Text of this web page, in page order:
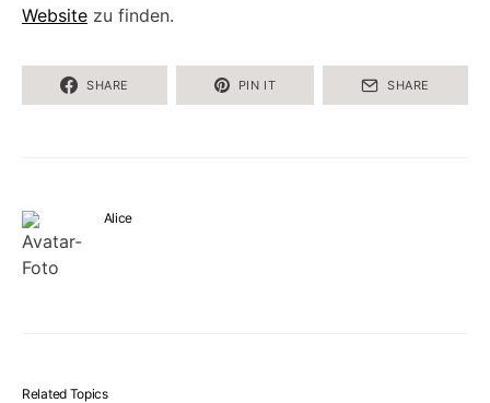
Website zu finden.
SHARE PIN IT SHARE
Alice
Related Topics